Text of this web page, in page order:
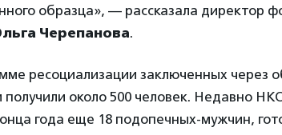
образца», — рассказала директор
Черепанова.
ресоциализации заключенных через
около 500 человек. Недавно
года еще 18 подопечных-мужчин,